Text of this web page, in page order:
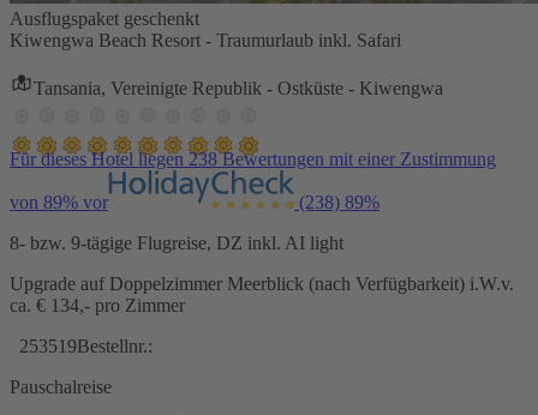
Ausflugspaket geschenkt
Kiwengwa Beach Resort - Traumurlaub inkl. Safari
Tansania, Vereinigte Republik - Ostküste - Kiwengwa
Für dieses Hotel liegen 238 Bewertungen mit einer Zustimmung
von 89% vor (238) 89%
8- bzw. 9-tägige Flugreise, DZ inkl. AI light
Upgrade auf Doppelzimmer Meerblick (nach Verfügbarkeit) i.W.v.
ca. € 134,- pro Zimmer
253519Bestellnr.:
Pauschalreise